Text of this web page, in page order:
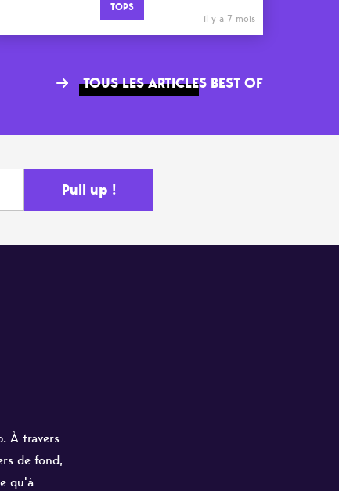
TOPS
il y a 7 mois
TOUS LES ARTICLES BEST OF
À travers
de fond,
qu'à